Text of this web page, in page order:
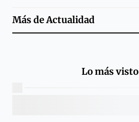
Más deActualidad
Lo más visto